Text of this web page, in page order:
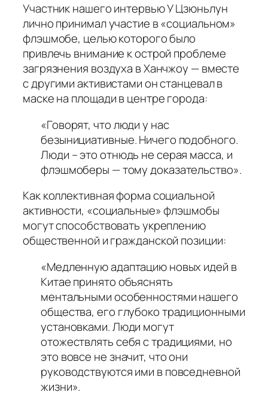
Участник нашего интервью У Цзюньлун
лично принимал участие в «социальном»
флэшмобе, целью которого было
привлечь внимание к острой проблеме
загрязнения воздуха в Ханчжоу — вместе
с другими активистами он станцевал в
маске на площади в центре города:
«Говорят, что люди у нас
безынициативные. Ничего подобного.
Люди – это отнюдь не серая масса, и
флэшмоберы — тому доказательство».
Как коллективная форма социальной
активности, «социальные» флэшмобы
могут способствовать укреплению
общественной и гражданской позиции:
«Медленную адаптацию новых идей в
Китае принято объяснять
ментальными особенностями нашего
общества, его глубоко традиционными
установками. Люди могут
отожествлять себя с традициями, но
это вовсе не значит, что они
руководствуются ими в повседневной
жизни».